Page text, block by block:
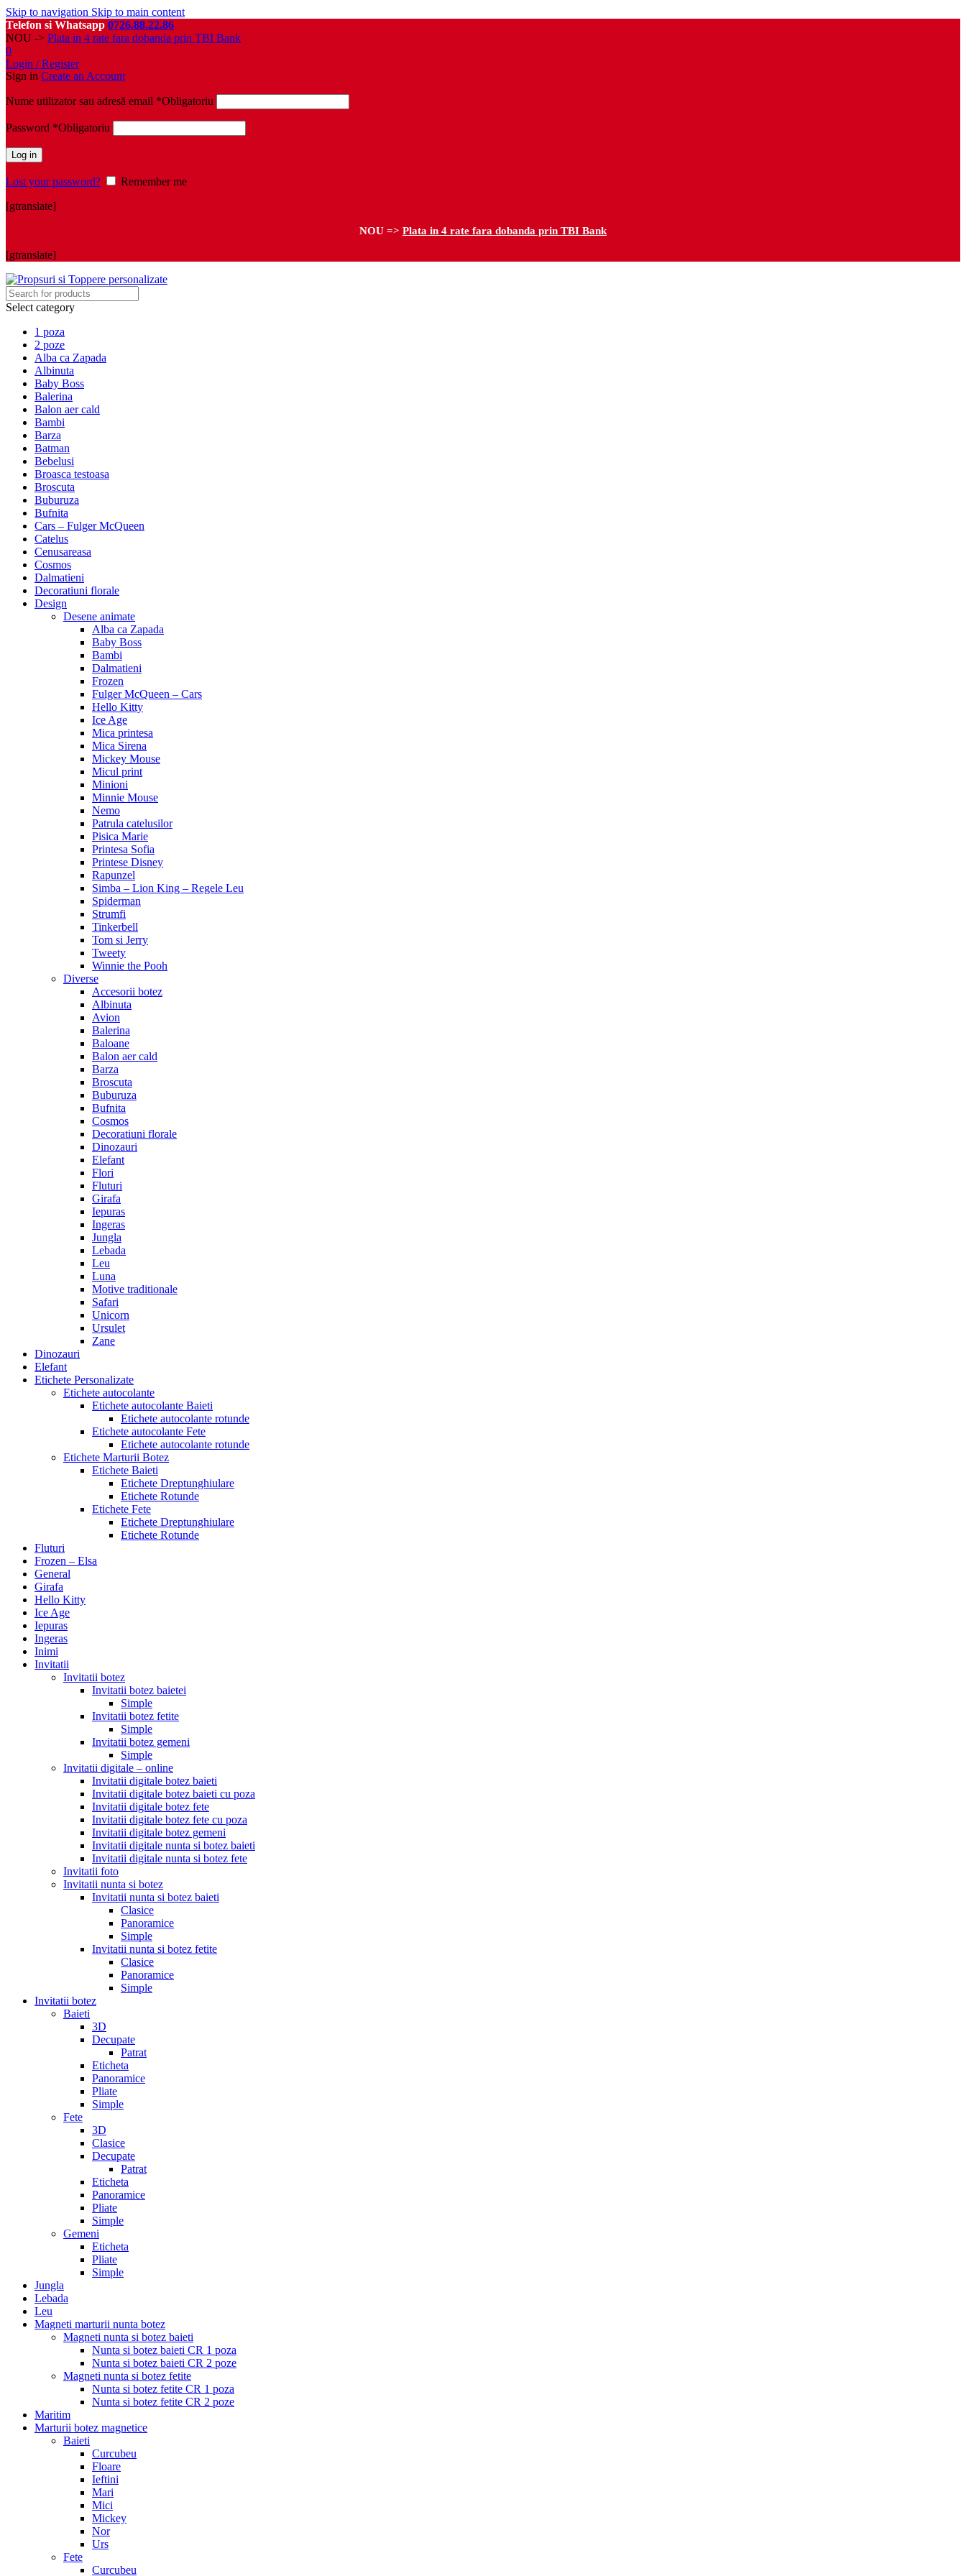
Skip to navigation Skip to main content
Telefon si Whatsapp 0726.88.22.86
NOU -> Plata in 4 rate fara dobanda prin TBI Bank
0
Login / Register
Sign in Create an Account
Nume utilizator sau adresă email *Obligatoriu
Password *Obligatoriu
Log in
Lost your password?
Remember me
[gtranslate]
NOU => Plata in 4 rate fara dobanda prin TBI Bank
[gtranslate]
Select category
1 poza
2 poze
Alba ca Zapada
Albinuta
Baby Boss
Balerina
Balon aer cald
Bambi
Barza
Batman
Bebelusi
Broasca testoasa
Broscuta
Buburuza
Bufnita
Cars – Fulger McQueen
Catelus
Cenusareasa
Cosmos
Dalmatieni
Decoratiuni florale
Design
Desene animate
Alba ca Zapada
Baby Boss
Bambi
Dalmatieni
Frozen
Fulger McQueen – Cars
Hello Kitty
Ice Age
Mica printesa
Mica Sirena
Mickey Mouse
Micul print
Minioni
Minnie Mouse
Nemo
Patrula catelusilor
Pisica Marie
Printesa Sofia
Printese Disney
Rapunzel
Simba – Lion King – Regele Leu
Spiderman
Strumfi
Tinkerbell
Tom si Jerry
Tweety
Winnie the Pooh
Diverse
Accesorii botez
Albinuta
Avion
Balerina
Baloane
Balon aer cald
Barza
Broscuta
Buburuza
Bufnita
Cosmos
Decoratiuni florale
Dinozauri
Elefant
Flori
Fluturi
Girafa
Iepuras
Ingeras
Jungla
Lebada
Leu
Luna
Motive traditionale
Safari
Unicorn
Ursulet
Zane
Dinozauri
Elefant
Etichete Personalizate
Etichete autocolante
Etichete autocolante Baieti
Etichete autocolante rotunde
Etichete autocolante Fete
Etichete autocolante rotunde
Etichete Marturii Botez
Etichete Baieti
Etichete Dreptunghiulare
Etichete Rotunde
Etichete Fete
Etichete Dreptunghiulare
Etichete Rotunde
Fluturi
Frozen – Elsa
General
Girafa
Hello Kitty
Ice Age
Iepuras
Ingeras
Inimi
Invitatii
Invitatii botez
Invitatii botez baietei
Simple
Invitatii botez fetite
Simple
Invitatii botez gemeni
Simple
Invitatii digitale – online
Invitatii digitale botez baieti
Invitatii digitale botez baieti cu poza
Invitatii digitale botez fete
Invitatii digitale botez fete cu poza
Invitatii digitale botez gemeni
Invitatii digitale nunta si botez baieti
Invitatii digitale nunta si botez fete
Invitatii foto
Invitatii nunta si botez
Invitatii nunta si botez baieti
Clasice
Panoramice
Simple
Invitatii nunta si botez fetite
Clasice
Panoramice
Simple
Invitatii botez
Baieti
3D
Decupate
Patrat
Eticheta
Panoramice
Pliate
Simple
Fete
3D
Clasice
Decupate
Patrat
Eticheta
Panoramice
Pliate
Simple
Gemeni
Eticheta
Pliate
Simple
Jungla
Lebada
Leu
Magneti marturii nunta botez
Magneti nunta si botez baieti
Nunta si botez baieti CR 1 poza
Nunta si botez baieti CR 2 poze
Magneti nunta si botez fetite
Nunta si botez fetite CR 1 poza
Nunta si botez fetite CR 2 poze
Maritim
Marturii botez magnetice
Baieti
Curcubeu
Floare
Ieftini
Mari
Mici
Mickey
Nor
Urs
Fete
Curcubeu